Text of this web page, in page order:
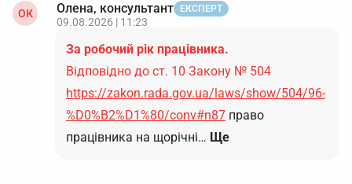
ОК Олена, консультант ЕКСПЕРТ
09.08.2026 | 11:23
За робочий рік працівника.
Відповідно до ст. 10 Закону № 504
https://zakon.rada.gov.ua/laws/show/504/96-
%D0%B2%D1%80/conv#n87 право
працівника на щорічні… Ще